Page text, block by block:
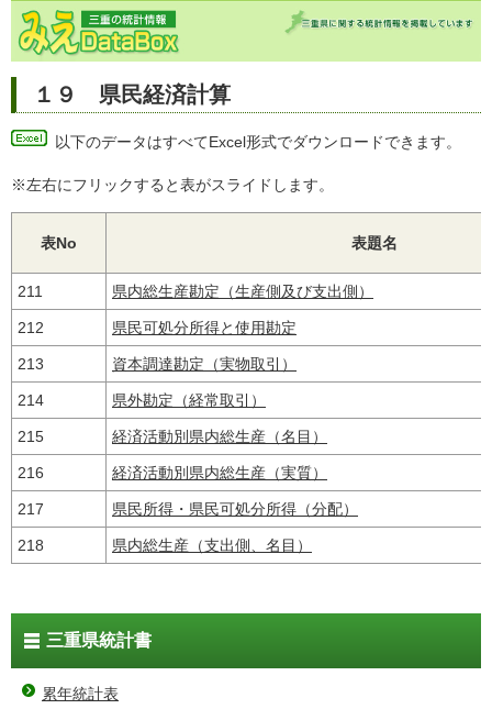
１９ 県民経済計算
以下のデータはすべてExcel形式でダウンロードできます。
※左右にフリックすると表がスライドします。
表No 表題名
211 県内総生産勘定（生産側及び支出側）
212 県民可処分所得と使用勘定
213 資本調達勘定（実物取引）
214 県外勘定（経常取引）
215 経済活動別県内総生産（名目）
216 経済活動別県内総生産（実質）
217 県民所得・県民可処分所得（分配）
218 県内総生産（支出側、名目）
三重県統計書
累年統計表